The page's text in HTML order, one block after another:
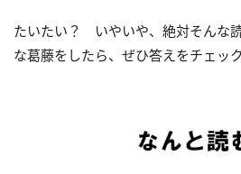
たいたい？ いやいや、絶対そんな
な葛藤をしたら、ぜひ答えをチェッ